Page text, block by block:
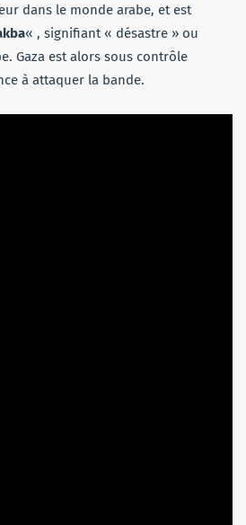
dans le monde arabe, et est
« , signifiant « désastre » ou
Gaza est alors sous contrôle
à attaquer la bande.